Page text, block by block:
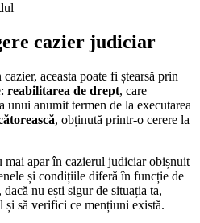
cazier judiciar
aceasta poate fi ștearsă prin
reabilitarea de drept, care
unui anumit termen de la executarea
, obținută printr-o cerere la
apar în cazierul judiciar obișnuit
și condițiile diferă în funcție de
nu ești sigur de situația ta,
și să verifici ce mențiuni există.